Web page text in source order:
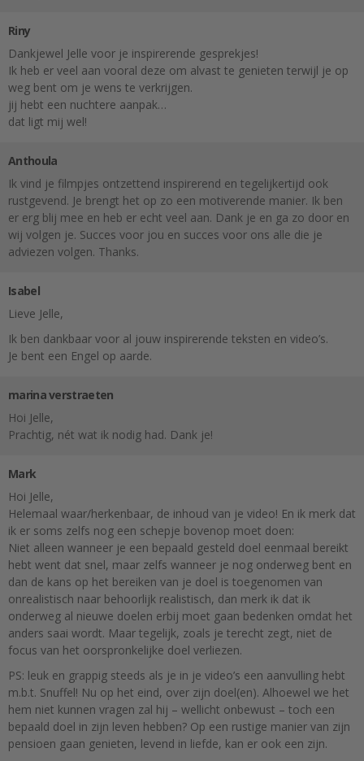
Riny
Dankjewel Jelle voor je inspirerende gesprekjes!
Ik heb er veel aan vooral deze om alvast te genieten terwijl je op
weg bent om je wens te verkrijgen.
jij hebt een nuchtere aanpak…
dat ligt mij wel!
Anthoula
Ik vind je filmpjes ontzettend inspirerend en tegelijkertijd ook
rustgevend. Je brengt het op zo een motiverende manier. Ik ben
er erg blij mee en heb er echt veel aan. Dank je en ga zo door en
wij volgen je. Succes voor jou en succes voor ons alle die je
adviezen volgen. Thanks.
Isabel
Lieve Jelle,
Ik ben dankbaar voor al jouw inspirerende teksten en video’s.
Je bent een Engel op aarde.
marina verstraeten
Hoi Jelle,
Prachtig, nét wat ik nodig had. Dank je!
Mark
Hoi Jelle,
Helemaal waar/herkenbaar, de inhoud van je video! En ik merk dat
ik er soms zelfs nog een schepje bovenop moet doen:
Niet alleen wanneer je een bepaald gesteld doel eenmaal bereikt
hebt went dat snel, maar zelfs wanneer je nog onderweg bent en
dan de kans op het bereiken van je doel is toegenomen van
onrealistisch naar behoorlijk realistisch, dan merk ik dat ik
onderweg al nieuwe doelen erbij moet gaan bedenken omdat het
anders saai wordt. Maar tegelijk, zoals je terecht zegt, niet de
focus van het oorspronkelijke doel verliezen.
PS: leuk en grappig steeds als je in je video’s een aanvulling hebt
m.b.t. Snuffel! Nu op het eind, over zijn doel(en). Alhoewel we het
hem niet kunnen vragen zal hij – wellicht onbewust – toch een
bepaald doel in zijn leven hebben? Op een rustige manier van zijn
pensioen gaan genieten, levend in liefde, kan er ook een zijn.